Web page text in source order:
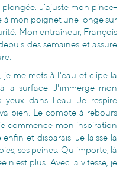
J’ajuste mon pince-
à mon poignet une longe sur
Mon entraîneur, François
des semaines et assure
je me mets à l'eau et clipe la
la surface. J'immerge mon
yeux dans l'eau. Je respire
bien. Le compte à rebours
commence mon inspiration
et disparais. Je laisse la
ses peines. Qu'importe, là
n'est plus. Avec la vitesse, je